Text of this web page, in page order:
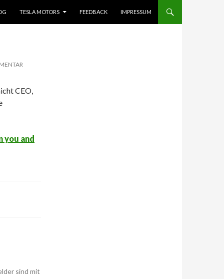
TESLA MOTORS FEEDBACK IMPRESSUM
CEO,
you and
sind mit